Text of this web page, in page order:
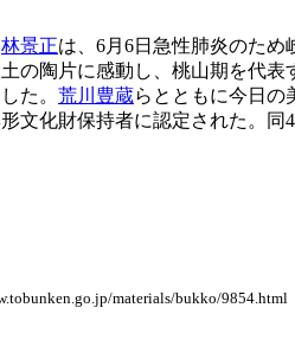
林景正は、6月6日急性肺炎のため
の陶片に感動し、桃山期を代
た。 荒川豊蔵らとともに今日の
化財保持者に認定された。
materials/bukko/9854.html